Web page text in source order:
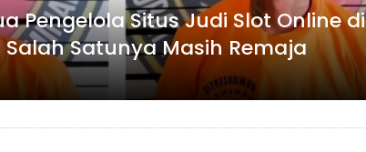
Pengelola Situs Judi Slot Online di
Satunya Masih Remaja